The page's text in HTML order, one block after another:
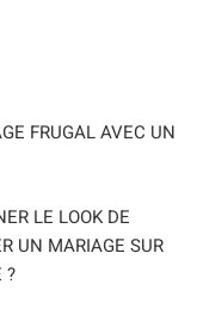
FRUGAL AVEC UN
LE LOOK DE
UN MARIAGE SUR
?